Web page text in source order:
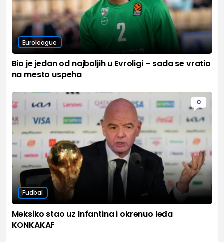
Euroleague
Bio je jedan od najboljih u Evroligi – sada se vratio
na mesto uspeha
0
Fudbal
Meksiko stao uz Infantina i okrenuo leđa
KONKAKAF